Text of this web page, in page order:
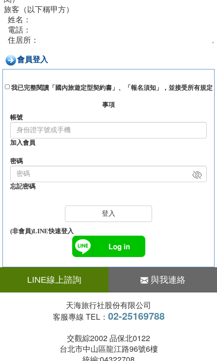
會員登入
我已完整閱讀「國內旅遊定型契約書」、「報名須知」，並接受所有規定
事項
帳號
加入會員
密碼
忘記密碼
登入
(非會員)LINE快速登入
LINE線上諮詢 與我連絡
天海旅行社股份有限公司
客服專線 TEL： 02-25169788
交觀綜2002 品保北0122
台北市中山區龍江路96號6樓